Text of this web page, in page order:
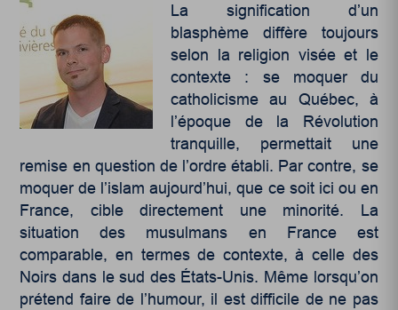
La signification d’un
blasphème diffère toujours
selon la religion visée et le
contexte : se moquer du
catholicisme au Québec, à
l’époque de la Révolution
tranquille, permettait une
remise en question de l’ordre établi. Par contre, se
moquer de l’islam aujourd’hui, que ce soit ici ou en
France, cible directement une minorité. La
situation des musulmans en France est
comparable, en termes de contexte, à celle des
Noirs dans le sud des États-Unis. Même lorsqu’on
prétend faire de l’humour, il est difficile de ne pas